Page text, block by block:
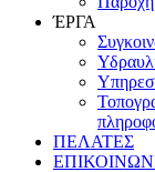
ΈΡΓΑ
ΠΕΛΑΤΕΣ